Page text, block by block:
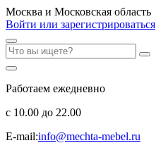
Москва и Московская область
Войти или зарегистрироваться
Работаем ежедневно
с 10.00 до 22.00
E-mail:info@mechta-mebel.ru